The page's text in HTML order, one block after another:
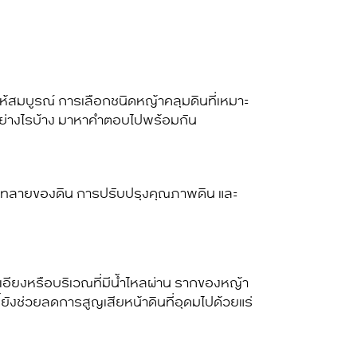
สมบูรณ์ การเลือกชนิดหญ้าคลุมดินที่เหมาะ
างไรบ้าง มาหาคำตอบไปพร้อมกัน
ทลายของดิน การปรับปรุงคุณภาพดิน และ
อียงหรือบริเวณที่มีน้ำไหลผ่าน รากของหญ้า
งช่วยลดการสูญเสียหน้าดินที่อุดมไปด้วยแร่